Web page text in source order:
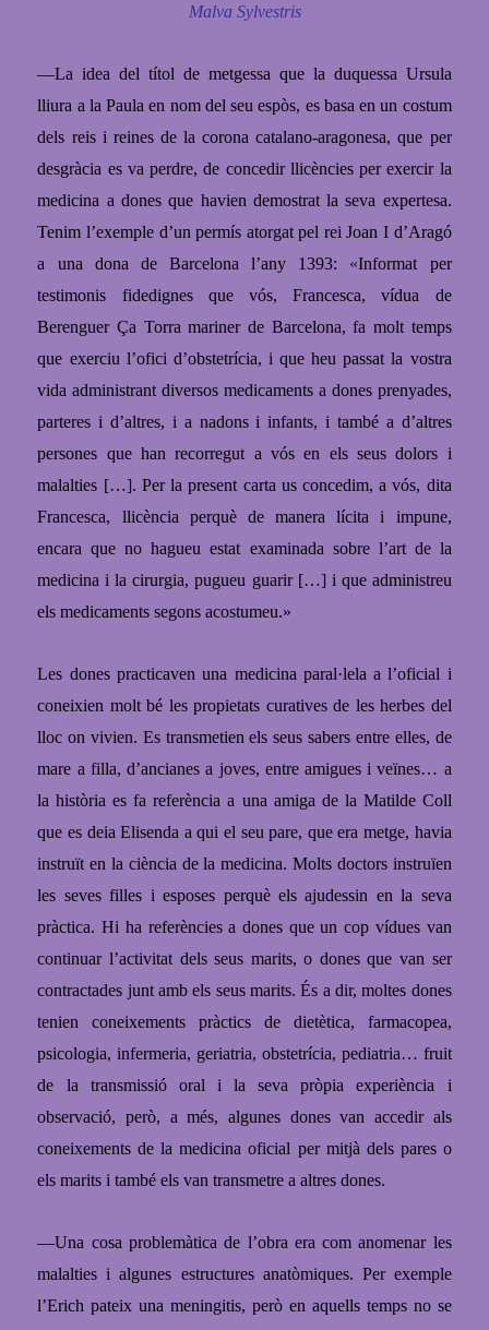
Malva Sylvestris
—La idea del títol de metgessa que la duquessa Ursula
lliura a la Paula en nom del seu espòs, es basa en un costum
dels reis i reines de la corona catalano-aragonesa,que per
desgràcia es va perdre,de concedir llicències per exercir la
medicina a dones que havien demostrat la seva expertesa.
Tenim l’exemple d’un permís atorgat pel rei Joan I d’Aragó
a una dona de Barcelona l’any 1393: «Informat per
testimonis fidedignes que vós, Francesca, vídua de
Berenguer Ça Torra mariner de Barcelona, fa molt temps
que exerciu l’ofici d’obstetrícia, i que heu passat la vostra
vida administrant diversos medicaments a dones prenyades,
parteres i d’altres, i a nadons i infants, i també a d’altres
persones que han recorregut a vós en els seus dolors i
malalties […]. Per la present carta us concedim, a vós, dita
Francesca, llicència perquè de manera lícita i impune,
encara que no hagueu estat examinada sobre l’art de la
medicina i la cirurgia, pugueu guarir […] i que administreu
els medicaments segons acostumeu.»
Les dones practicaven una medicina paral·lela a l’oficial i
coneixien molt bé les propietats curatives de les herbes del
lloc on vivien. Es transmetien els seus sabers entre elles, de
mare a filla,d’ancianes a joves, entre amigues i veïnes… a
la història es fa referència a una amiga de la Matilde Coll
que es deia Elisenda a qui el seu pare, que era metge, havia
instruït en la ciència de la medicina. Molts doctors instruïen
les seves filles i esposes perquè els ajudessin en la seva
pràctica. Hi ha referències a dones que un cop vídues van
continuar l’activitat dels seus marits, o dones que van ser
contractades junt amb els seus marits.És a dir, moltes dones
tenien coneixements pràctics de dietètica, farmacopea,
psicologia, infermeria, geriatria, obstetrícia, pediatria… fruit
de la transmissió oral i la seva pròpia experiència i
observació, però, a més, algunes dones van accedir als
coneixements de la medicina oficial per mitjà dels pares o
els marits i també els van transmetre a altres dones.
—Una cosa problemàtica de l’obra era com anomenar les
malalties i algunes estructures anatòmiques. Per exemple
l’Erich pateix una meningitis, però en aquells temps no se